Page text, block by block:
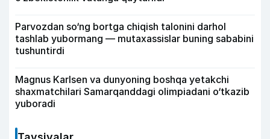
Parvozdan so‘ng bortga chiqish talonini darhol
tashlab yubormang — mutaxassislar buning sababini
tushuntirdi
Magnus Karlsen va dunyoning boshqa yetakchi
shaxmatchilari Samarqanddagi olimpiadani o‘tkazib
yuboradi